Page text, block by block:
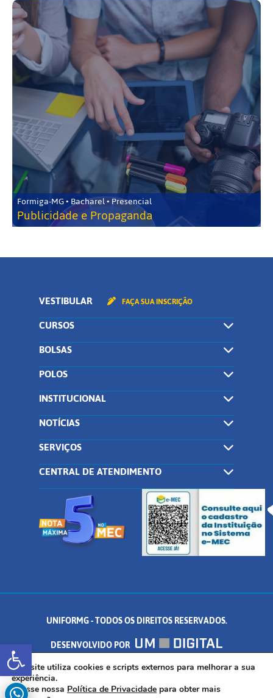
Abrir a barra de ferramentas
Formiga-MG • Bacharel • Presencial
Publicidade e Propaganda
VESTIBULAR FAÇA SUA INSCRIÇÃO
CURSOS
BOLSAS
POLOS
INSTITUCIONAL
NOTÍCIAS
SERVIÇOS
CENTRAL DE ATENDIMENTO
UNIFORMG - TODOS OS DIREITOS RESERVADOS.
DESENVOLVIDO POR
AV. DR. ARNALDO DE SENNA, 328 - PALMEIRAS, FORMIGA/MG - CEP:
35.574.530
Este site utiliza cookies e scripts externos para melhorar a sua
experiência.
Acesse nossa Política de Privacidade para obter mais